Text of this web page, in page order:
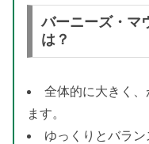
バーニーズ・マ
は？
全体的に大きく
ます。
ゆっくりとバラ